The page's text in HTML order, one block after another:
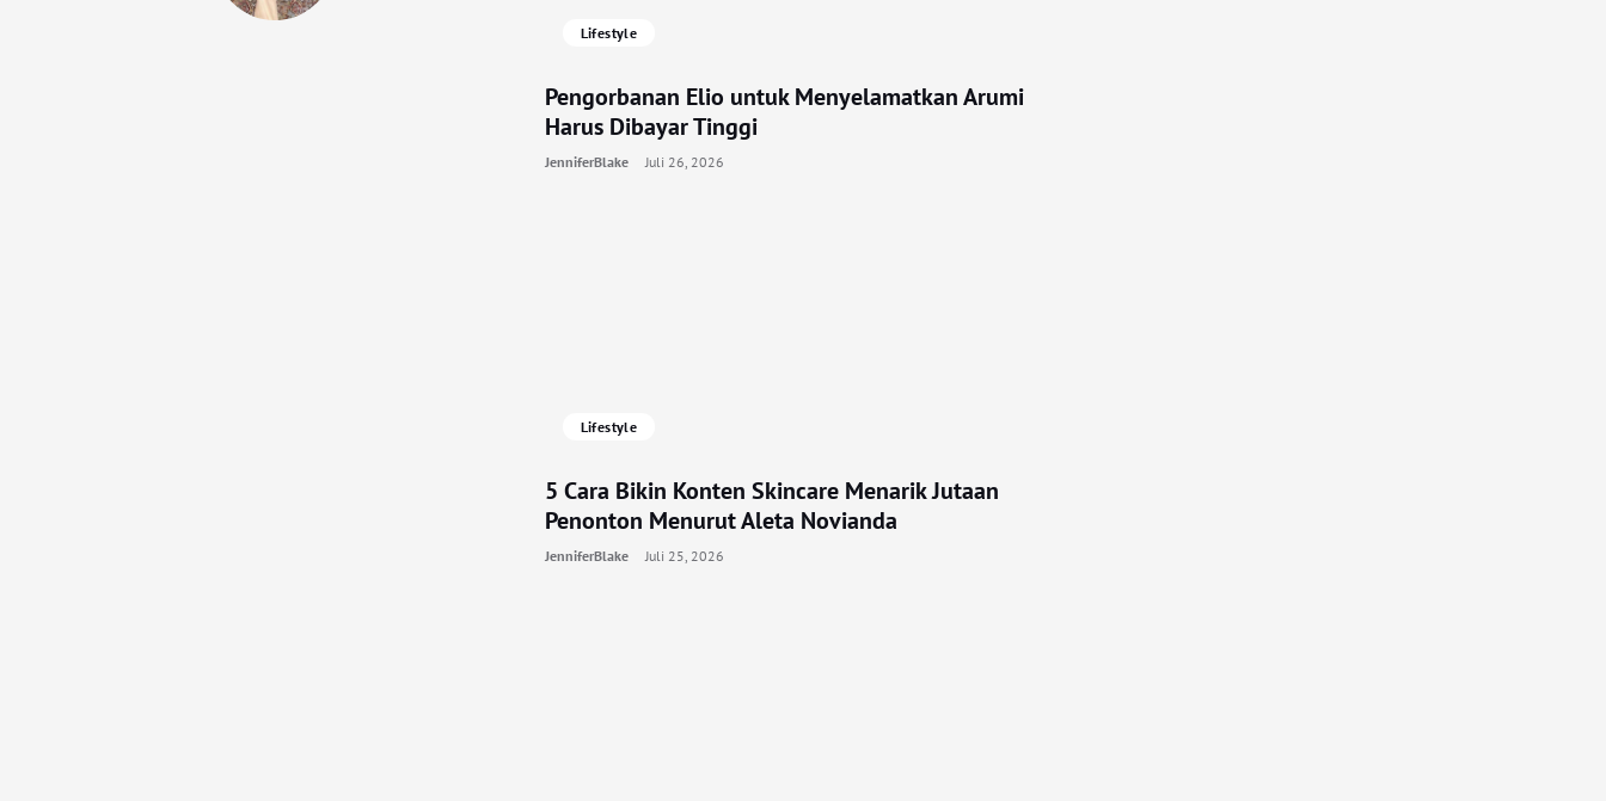
Lifestyle
Pengorbanan Elio untuk Menyelamatkan Arumi
Harus Dibayar Tinggi
JenniferBlake Juli 26, 2026
Lifestyle
5 Cara Bikin Konten Skincare Menarik Jutaan
Penonton Menurut Aleta Novianda
JenniferBlake Juli 25, 2026